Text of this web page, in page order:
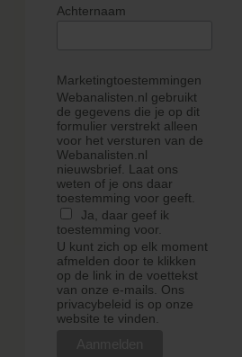
Achternaam
Marketingtoestemmingen
Webanalisten.nl gebruikt
de gegevens die je op dit
formulier verstrekt alleen
voor het versturen van de
Webanalisten.nl
nieuwsbrief. Laat ons
weten of je ons daar
toestemming voor geeft.
Ja, daar geef ik
toestemming voor.
U kunt zich op elk moment
afmelden door te klikken
op de link in de voettekst
van onze e-mails. Ons
privacybeleid is op onze
website te vinden.